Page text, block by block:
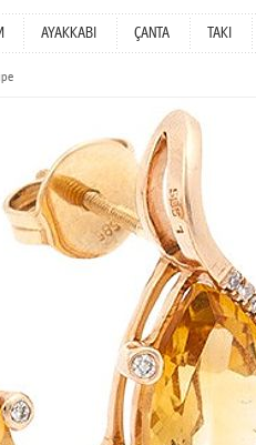
AYAKKABI ÇANTA TAKI